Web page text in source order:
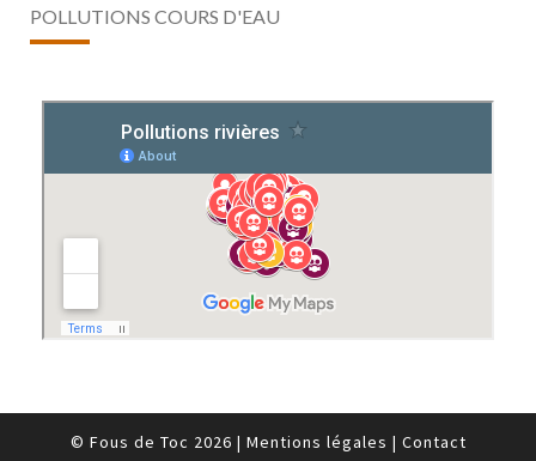
POLLUTIONS COURS D'EAU
© Fous de Toc 2026 | Mentions légales | Contact